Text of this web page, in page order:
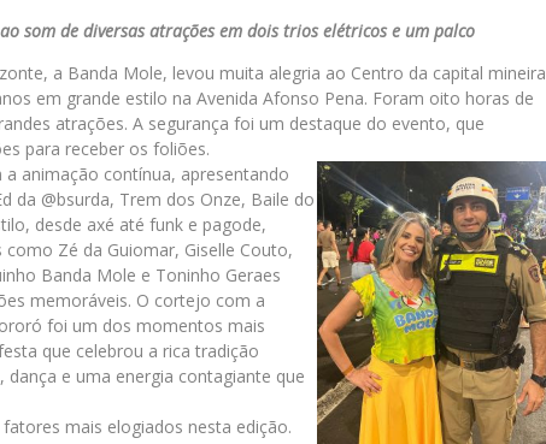
som de diversas atrações em dois trios elétricos e um palco
a Banda Mole, levou muita alegria ao Centro da capital mineira
em grande estilo na Avenida Afonso Pena. Foram oito horas de
atrações. A segurança foi um destaque do evento, que
para receber os foliões.
animação contínua, apresentando
da @bsurda, Trem dos Onze, Baile do
desde axé até funk e pagode,
Zé da Guiomar, Giselle Couto,
Banda Mole e Toninho Geraes
memoráveis. O cortejo com a
foi um dos momentos mais
que celebrou a rica tradição
e uma energia contagiante que
mais elogiados nesta edição.